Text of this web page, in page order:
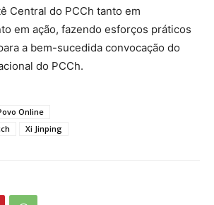
Central do PCCh tanto em
em ação, fazendo esforços práticos
a bem-sucedida convocação do
do PCCh.
Online
Xi Jinping